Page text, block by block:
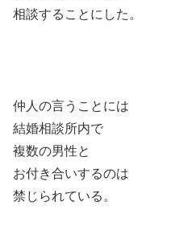
相談することにした。
仲人の言うことには
結婚相談所内で
複数の男性と
お付き合いするのは
禁じられている。